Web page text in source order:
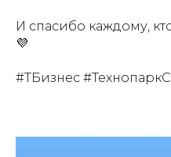
И спасибо каждому,
💜
#ТБизнес